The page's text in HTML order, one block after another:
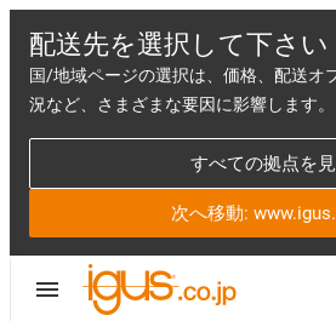
配送先を選択して下さい
国/地域ページの選択は、価格、配送オ
況など、さまざまな要因に影響します。
すべての拠点を
次へ移動: